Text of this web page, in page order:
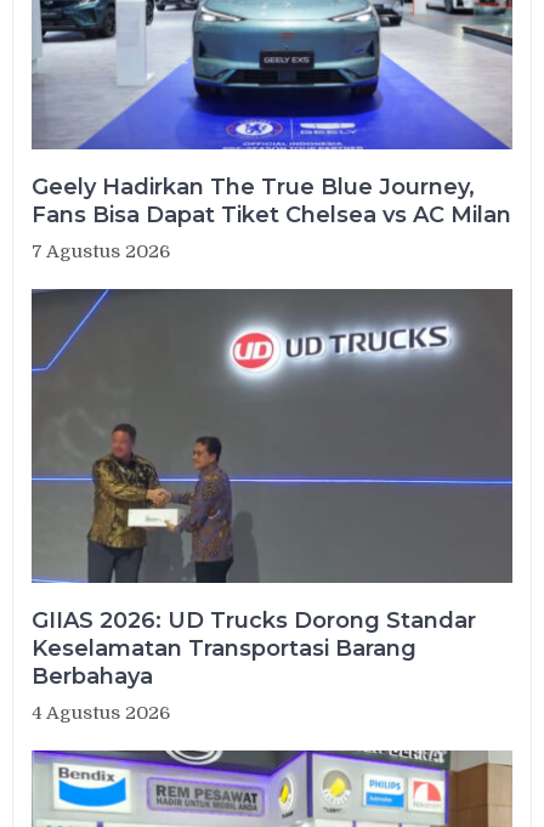
Geely Hadirkan The True Blue Journey,
Fans Bisa Dapat Tiket Chelsea vs AC Milan
7 Agustus 2026
GIIAS 2026: UD Trucks Dorong Standar
Keselamatan Transportasi Barang
Berbahaya
4 Agustus 2026